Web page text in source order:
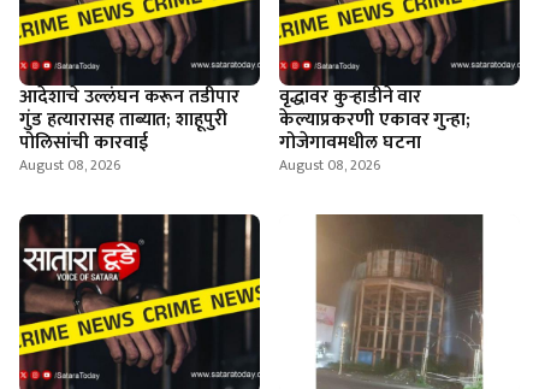
आदेशाचे उल्लंघन करून तडीपार
गुंड हत्यारासह ताब्यात; शाहूपुरी
पोलिसांची कारवाई
August 08, 2026
वृद्धावर कुऱ्हाडीने वार
केल्याप्रकरणी एकावर गुन्हा;
गोजेगावमधील घटना
August 08, 2026